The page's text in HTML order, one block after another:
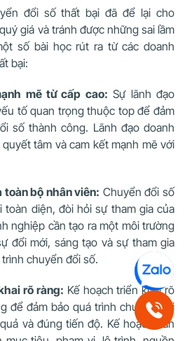
đổi số thất bại đã để lại cho
giá và tránh được những sai lầm
số bài học rút ra từ các doanh
bại:
mẽ từ cấp cao: Sự lãnh đạo
tố quan trọng thuộc top để đảm
số thành công. Lãnh đạo doanh
tâm và cam kết mạnh mẽ với
toàn bộ nhân viên: Chuyển đổi số
toàn diện, đòi hỏi sự tham gia của
nghiệp cần tạo ra một môi trường
đổi mới, sáng tạo và sự tham gia
chuyển đổi số.
rõ ràng: Kế hoạch triển khai rõ
để đảm bảo quá trình chuyển đổi
và đúng tiến độ. Kế hoạch cần